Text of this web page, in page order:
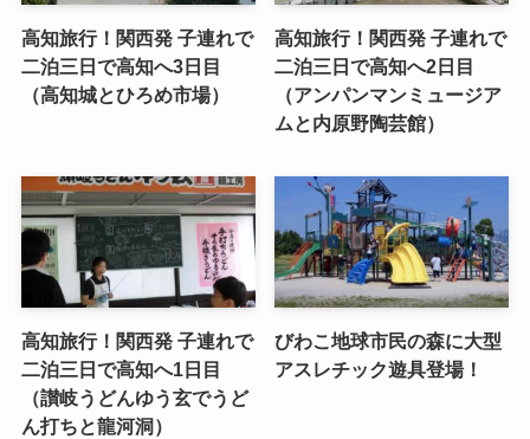
高知旅行！関西発 子連れで
二泊三日で高知へ3日目
（高知城とひろめ市場）
高知旅行！関西発 子連れで
二泊三日で高知へ2日目
（アンパンマンミュージア
ムと内原野陶芸館）
高知旅行！関西発 子連れで
二泊三日で高知へ1日目
（讃岐うどんゆう玄でうど
ん打ちと龍河洞）
びわこ地球市民の森に大型
アスレチック遊具登場！